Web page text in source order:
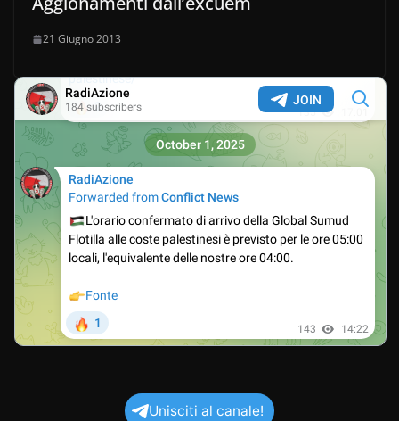
21 Giugno 2013
Unisciti al canale!